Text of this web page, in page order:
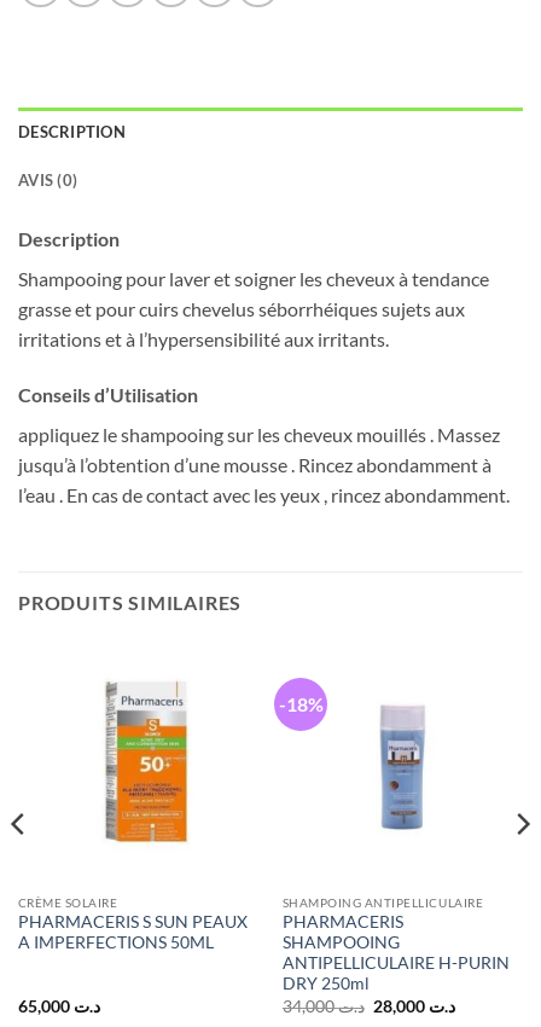
DESCRIPTION
AVIS (0)
Description
Shampooing pour laver et soigner les cheveux à tendance
grasse et pour cuirs chevelus séborrhéiques sujets aux
irritations et à l’hypersensibilité aux irritants.
Conseils d’Utilisation
appliquez le shampooing sur les cheveux mouillés . Massez
jusqu’à l’obtention d’une mousse . Rincez abondamment à
l’eau . En cas de contact avec les yeux , rincez abondamment.
PRODUITS SIMILAIRES
CRÈME SOLAIRE
PHARMACERIS S SUN PEAUX
A IMPERFECTIONS 50ML
د.ت 65,000
-18%
SHAMPOING ANTIPELLICULAIRE
PHARMACERIS
SHAMPOOING
ANTIPELLICULAIRE H-PURIN
DRY 250ml
د.ت34,000
Le
prix
د.ت 28,000
Le